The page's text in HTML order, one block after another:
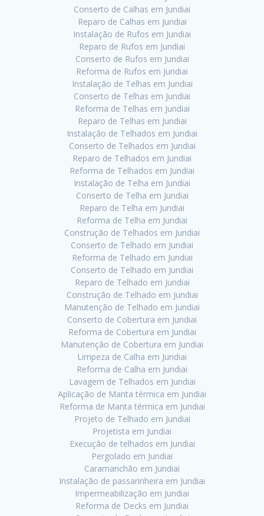
Conserto de Calhas em Jundiai
Reparo de Calhas em Jundiai
Instalação de Rufos em Jundiai
Reparo de Rufos em Jundiai
Conserto de Rufos em Jundiai
Reforma de Rufos em Jundiai
Instalação de Telhas em Jundiai
Conserto de Telhas em Jundiai
Reforma de Telhas em Jundiai
Reparo de Telhas em Jundiai
Instalação de Telhados em Jundiai
Conserto de Telhados em Jundiai
Reparo de Telhados em Jundiai
Reforma de Telhados em Jundiai
Instalação de Telha em Jundiai
Conserto de Telha em Jundiai
Reparo de Telha em Jundiai
Reforma de Telha em Jundiai
Construção de Telhados em Jundiai
Conserto de Telhado em Jundiai
Reforma de Telhado em Jundiai
Conserto de Telhado em Jundiai
Reparo de Telhado em Jundiai
Construção de Telhado em Jundiai
Manutenção de Telhado em Jundiai
Conserto de Cobertura em Jundiai
Reforma de Cobertura em Jundiai
Manutenção de Cobertura em Jundiai
Limpeza de Calha em Jundiai
Reforma de Calha em Jundiai
Lavagem de Telhados em Jundiai
Aplicação de Manta térmica em Jundiai
Reforma de Manta térmica em Jundiai
Projeto de Telhado em Jundiai
Projetista em Jundiai
Execução de telhados em Jundiai
Pergolado em Jundiai
Caramanchão em Jundiai
Instalação de passarinheira em Jundiai
Impermeabilização em Jundiai
Reforma de Decks em Jundiai